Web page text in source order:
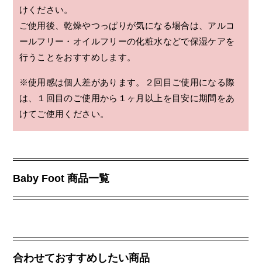
けください。
ご使用後、乾燥やつっぱりが気になる場合は、アルコ
ールフリー・オイルフリーの化粧水などで保湿ケアを
行うことをおすすめします。
※使用感は個人差があります。２回目ご使用になる際
は、１回目のご使用から１ヶ月以上を目安に期間をあ
けてご使用ください。
Baby Foot 商品一覧
合わせておすすめしたい商品